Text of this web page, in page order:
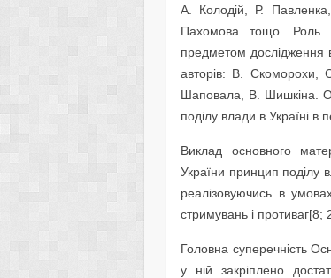
А. Колодій, Р.
Пахомова тощо. Роль
предметом дослідження
авторів: В.
Шаповала, В. Шишкіна.
поділу влади в Україні в
Виклад основного
України принцип поділу
реалізовуючись в
стримувань і противаг[8;
Головна суперечність
у ній закріплено